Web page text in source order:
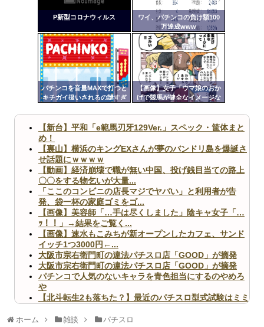
Powered by livedoor 相互RSS
P新型コロナウィルス
ワイ、パチンコの負け額100
万達成www
パチンコを音量MAXで打つと
キチガイ扱いされるの謎すぎ
【画像】女子「ウマ娘のおか
げで競馬が健全なイメージな
は？」
定リ
ンク
自動
更新
ツー
【新台】平和「e範馬刃牙129Ver.」スペック・筐体まと
め！
【裏山】横浜のキングEXさんが夢のバンドリ島を爆誕さ
せ話題にｗｗｗｗ
【動画】経済崩壊で職が無い中国、投げ銭目当ての路上
〇〇をする物乞いが大量...
「ここのコンビニの店長マジでヤバい」と利用者が告
発、袋一杯の家庭ゴミをゴ...
【画像】美容師「…手は尽くしました」陰キャ女子「…
ｯ！！」→結果をご覧く...
【画像】速水もこみちが新オープンしたカフェ、サンド
イッチ1つ3000円←...
大阪市宗右衛門町の違法パチスロ店「GOOD」が摘発
大阪市宗右衛門町の違法パチスロ店「GOOD」が摘発
パチンコで人気のないキャラを青色担当にするのやめろ
や
【北斗転生2も落ちた？】最近のパチスロ型式試験はミミ
無職のパチンコカス(22)なんやが、ワイの人生どれくら
ホーム 雑談 パチスロ